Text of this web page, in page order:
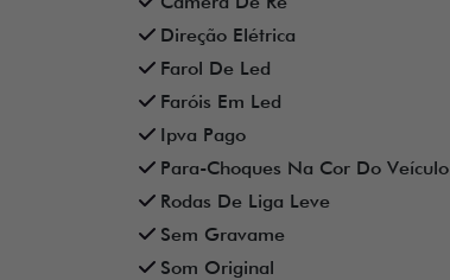
Direção Elétrica
Farol De Led
Faróis Em Led
Ipva Pago
Para-Choques Na Cor Do Veículo
Rodas De Liga Leve
Sem Gravame
Som Original